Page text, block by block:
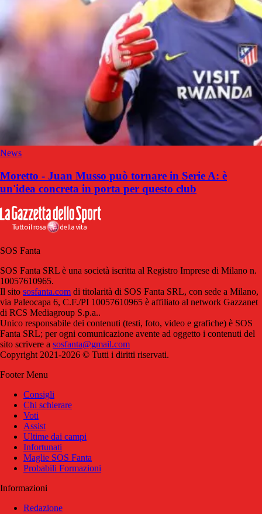
News
Moretto - Juan Musso può tornare in Serie A: è
un'idea concreta in porta per questo club
SOS Fanta
SOS Fanta SRL è una società iscritta al Registro Imprese di Milano n.
10057610965.
Il sito sosfanta.com di titolarità di SOS Fanta SRL, con sede a Milano,
via Paleocapa 6, C.F./PI 10057610965 è affiliato al network Gazzanet
di RCS Mediagroup S.p.a..
Unico responsabile dei contenuti (testi, foto, video e grafiche) è SOS
Fanta SRL; per ogni comunicazione avente ad oggetto i contenuti del
sito scrivere a sosfanta@gmail.com
Copyright 2021-2026 © Tutti i diritti riservati.
Footer Menu
Consigli
Chi schierare
Voti
Assist
Ultime dai campi
Infortunati
Maglie SOS Fanta
Probabili Formazioni
Informazioni
Redazione